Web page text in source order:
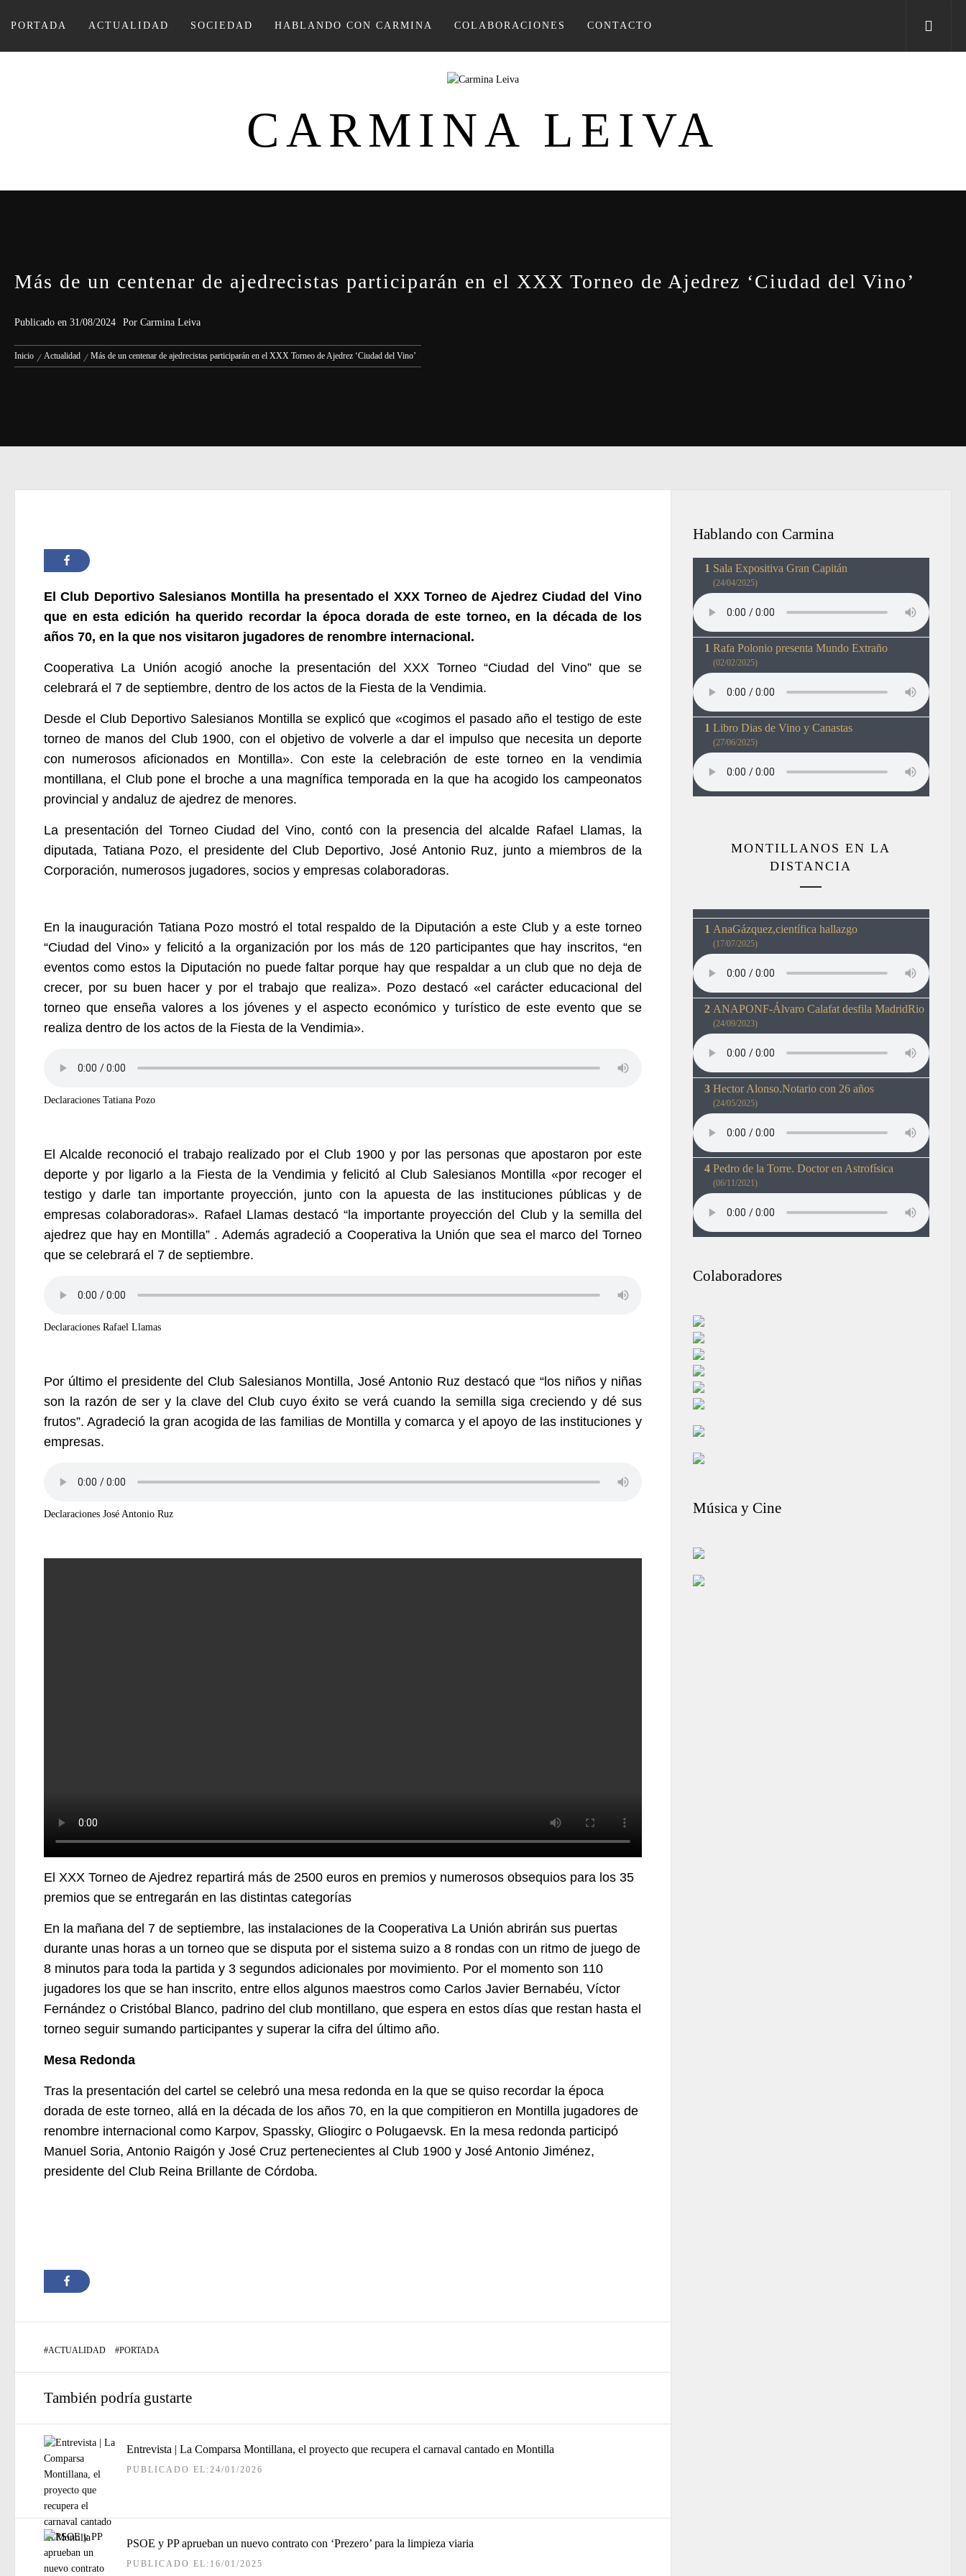
PORTADA ACTUALIDAD SOCIEDAD HABLANDO CON CARMINA COLABORACIONES CONTACTO
CARMINA LEIVA
Más de un centenar de ajedrecistas participarán en el XXX Torneo de Ajedrez ‘Ciudad del Vino’
Publicado en 31/08/2024 Por Carmina Leiva
Inicio Actualidad Más de un centenar de ajedrecistas participarán en el XXX Torneo de Ajedrez ‘Ciudad del Vino’
El Club Deportivo Salesianos Montilla ha presentado el XXX Torneo de Ajedrez Ciudad del Vino
que en esta edición ha querido recordar la época dorada de este torneo, en la década de los
años 70, en la que nos visitaron jugadores de renombre internacional.
Cooperativa La Unión acogió anoche la presentación del XXX Torneo “Ciudad del Vino” que se
celebrará el 7 de septiembre, dentro de los actos de la Fiesta de la Vendimia.
Desde el Club Deportivo Salesianos Montilla se explicó que «cogimos el pasado año el testigo de este
torneo de manos del Club 1900, con el objetivo de volverle a dar el impulso que necesita un deporte
con numerosos aficionados en Montilla». Con este la celebración de este torneo en la vendimia
montillana, el Club pone el broche a una magnífica temporada en la que ha acogido los campeonatos
provincial y andaluz de ajedrez de menores.
La presentación del Torneo Ciudad del Vino, contó con la presencia del alcalde Rafael Llamas, la
diputada, Tatiana Pozo, el presidente del Club Deportivo, José Antonio Ruz, junto a miembros de la
Corporación, numerosos jugadores, socios y empresas colaboradoras.
En la inauguración Tatiana Pozo mostró el total respaldo de la Diputación a este Club y a este torneo
“Ciudad del Vino» y felicitó a la organización por los más de 120 participantes que hay inscritos, “en
eventos como estos la Diputación no puede faltar porque hay que respaldar a un club que no deja de
crecer, por su buen hacer y por el trabajo que realiza». Pozo destacó «el carácter educacional del
torneo que enseña valores a los jóvenes y el aspecto económico y turístico de este evento que se
realiza dentro de los actos de la Fiesta de la Vendimia».
Declaraciones Tatiana Pozo
El Alcalde reconoció el trabajo realizado por el Club 1900 y por las personas que apostaron por este
deporte y por ligarlo a la Fiesta de la Vendimia y felicitó al Club Salesianos Montilla «por recoger el
testigo y darle tan importante proyección, junto con la apuesta de las instituciones públicas y de
empresas colaboradoras». Rafael Llamas destacó “la importante proyección del Club y la semilla del
ajedrez que hay en Montilla” . Además agradeció a Cooperativa la Unión que sea el marco del Torneo
que se celebrará el 7 de septiembre.
Declaraciones Rafael Llamas
Por último el presidente del Club Salesianos Montilla, José Antonio Ruz destacó que “los niños y niñas
son la razón de ser y la clave del Club cuyo éxito se verá cuando la semilla siga creciendo y dé sus
frutos”. Agradeció la gran acogida de las familias de Montilla y comarca yelapoyo de las instituciones y
empresas.
Declaraciones José Antonio Ruz
El XXX Torneo de Ajedrez repartirá más de 2500 euros en premios y numerosos obsequios para los 35
premios que se entregarán en las distintas categorías
En la mañana del 7 de septiembre, las instalaciones de la Cooperativa La Unión abrirán sus puertas
durante unas horas a un torneo que se disputa por el sistema suizo a 8 rondas con un ritmo de juego de
8 minutos para toda la partida y 3 segundos adicionales por movimiento. Por el momento son 110
jugadores los que se han inscrito, entre ellos algunos maestros como Carlos Javier Bernabéu, Víctor
Fernández o Cristóbal Blanco, padrino del club montillano, que espera en estos días que restan hasta el
torneo seguir sumando participantes y superar la cifra del último año.
Mesa Redonda
Tras la presentación del cartel se celebró una mesa redonda en la que se quiso recordar la época
dorada de este torneo, allá en la década de los años 70, en la que compitieron en Montilla jugadores de
renombre internacional como Karpov, Spassky, Gliogirc o Polugaevsk. En la mesa redonda participó
Manuel Soria, Antonio Raigón y José Cruz pertenecientes al Club 1900 y José Antonio Jiménez,
presidente del Club Reina Brillante de Córdoba.
#ACTUALIDAD #PORTADA
También podría gustarte
Entrevista | La Comparsa Montillana, el proyecto que recupera el carnaval cantado en Montilla
PUBLICADO EL:24/01/2026
PSOE y PP aprueban un nuevo contrato con ‘Prezero’ para la limpieza viaria
PUBLICADO EL:16/01/2025
Hablando con Carmina
Sala Expositiva Gran Capitán
(24/04/2025)
Rafa Polonio presenta Mundo Extraño
(02/02/2025)
Libro Dias de Vino y Canastas
(27/06/2025)
MONTILLANOS EN LA
DISTANCIA
AnaGázquez,científica hallazgo
(17/07/2025)
ANAPONF-Álvaro Calafat desfila MadridRio
(24/09/2023)
Hector Alonso.Notario con 26 años
(24/05/2025)
Pedro de la Torre. Doctor en Astrofísica
(06/11/2021)
Colaboradores
Música y Cine